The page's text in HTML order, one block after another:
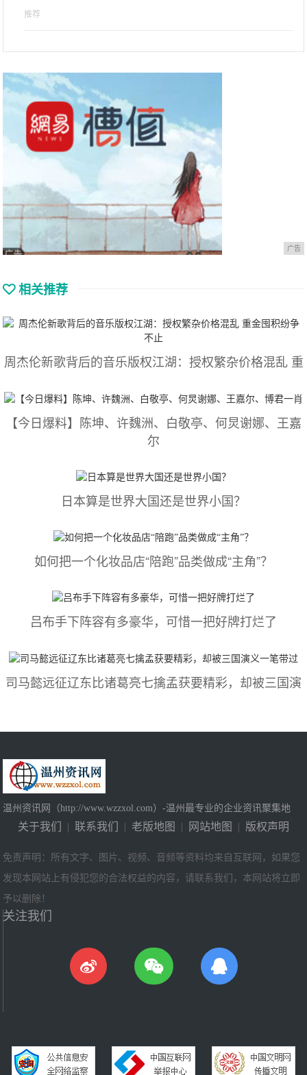
推荐
广告
相关推荐
周杰伦新歌背后的音乐版权江湖：授权繁杂价格混乱 重
【今日爆料】陈坤、许魏洲、白敬亭、何炅谢娜、王嘉
尔
日本算是世界大国还是世界小国？
如何把一个化妆品店“陪跑”品类做成“主角”？
吕布手下阵容有多豪华，可惜一把好牌打烂了
司马懿​远征辽东比诸葛亮七擒孟获要精彩，却被三国演
温州资讯网（http://www.wzzxol.com）-温州最专业的企业资讯聚集地
关于我们 | 联系我们 | 老版地图 | 网站地图 | 版权声明
免责声明：所有文字、图片、视频、音频等资料均来自互联网，如果您
发现本网站上有侵犯您的合法权益的内容，请联系我们，本网站将立即
予以删除！
关注我们